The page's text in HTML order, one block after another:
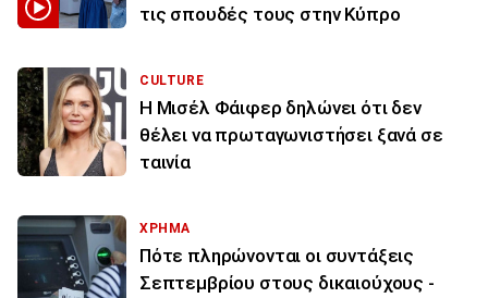
τις σπουδές τους στην Κύπρο
CULTURE
Η Μισέλ Φάιφερ δηλώνει ότι δεν
θέλει να πρωταγωνιστήσει ξανά σε
ταινία
ΧΡΗΜΑ
Πότε πληρώνονται οι συντάξεις
Σεπτεμβρίου στους δικαιούχους -